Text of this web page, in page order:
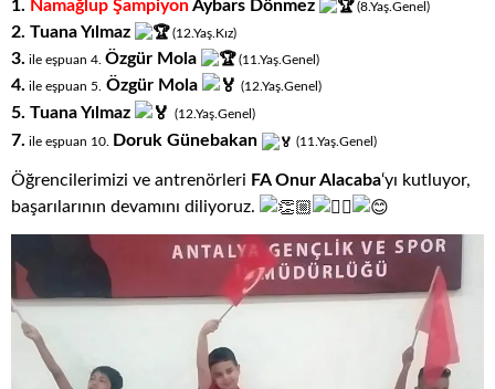
1. Namağlup ŞampiyonAybars Dönmez (8.Yaş.Genel)
2. Tuana Yılmaz (12.Yaş.Kız)
3. ile eşpuan 4. Özgür Mola (11 .Yaş.Genel)
4. ile eşpuan 5. Özgür Mola (12.Yaş.Genel)
5. Tuana Yılmaz (12.Yaş.Genel)
7. ile eşpuan 10. Doruk Günebakan (11 .Yaş.Genel)
Öğrencilerimizi ve antrenörleri FA Onur Alacaba‘yı kutluyor,
başarılarının devamını diliyoruz.